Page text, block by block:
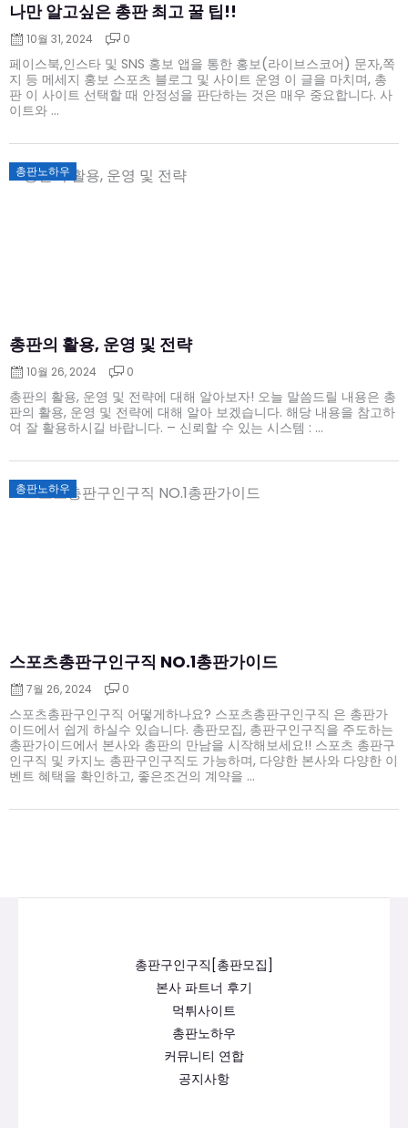
나만 알고싶은 총판 최고 꿀 팁!!
10월 31, 2024 0
페이스북,인스타 및 SNS 홍보 앱을 통한 홍보(라이브스코어) 문자,쪽
지 등 메세지 홍보 스포츠 블로그 및 사이트 운영 이 글을 마치며, 총
판 이 사이트 선택할 때 안정성을 판단하는 것은 매우 중요합니다. 사
이트와 ...
총판노하우
총판의 활용, 운영 및 전략
Posted
on
10월 26, 2024 0
총판의 활용, 운영 및 전략에 대해 알아보자! 오늘 말씀드릴 내용은 총
판의 활용, 운영 및 전략에 대해 알아 보겠습니다. 해당 내용을 참고하
여 잘 활용하시길 바랍니다. – 신뢰할 수 있는 시스템 : ...
총판노하우
스포츠총판구인구직 NO.1총판가이드
Posted
on
7월 26, 2024 0
스포츠총판구인구직 어떻게하나요? 스포츠총판구인구직 은 총판가
이드에서 쉽게 하실수 있습니다. 총판모집, 총판구인구직을 주도하는
총판가이드에서 본사와 총판의 만남을 시작해보세요!! 스포츠 총판구
인구직 및 카지노 총판구인구직도 가능하며, 다양한 본사와 다양한 이
벤트 혜택을 확인하고, 좋은조건의 계약을 ...
총판구인구직[총판모집]
본사 파트너 후기
먹튀사이트
총판노하우
커뮤니티 연합
공지사항